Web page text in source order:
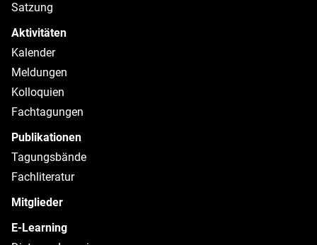
Satzung
Aktivitäten
Kalender
Meldungen
Kolloquien
Fachtagungen
Publikationen
Tagungsbände
Fachliteratur
Mitglieder
E-Learning